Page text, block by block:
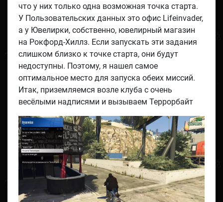
что у них только одна возможная точка старта.
У Пользовательских данных это офис Lifeinvader,
а у Ювелирки, собственно, ювелирный магазин
на Рокфорд-Хиллз. Если запускать эти задания
слишком близко к точке старта, они будут
недоступны. Поэтому, я нашел самое
оптимальное место для запуска обеих миссий.
Итак, приземляемся возле клуба с очень
весёлыми надписями и вызываем Террорбайт